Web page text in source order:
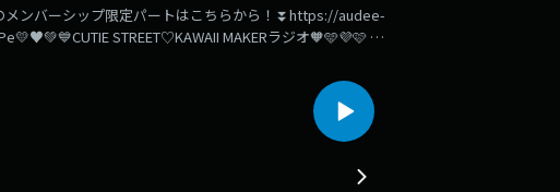
ンバーシップ限定パートはこちらから！⏬️https://audee-
STREET♡KAWAII MAKERラジオ🧡🩵💜🩷 略
STREETが、このラジオでしか聴けない“KAWAII”を世界
＆梅田みゆ🩵来年2月にリリースされる『KAWAII LAB.
から解説しちゃうぞ！そして今回は、「あたし、ひたむき
好きな部活の先輩と仲良くなりたいきゅーてすとには、推
トックスのために◯◯◯を買った大学生きゅーてすとにヒ
ばっている8歳のきゅーてすとには、なべちゃんみゆちゃ